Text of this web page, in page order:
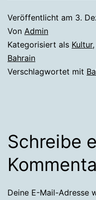
Veröffentlicht am 3.
Von Admin
Kategorisiert als Kultur,
Bahrain
Verschlagwortet mit
Schreibe
Deine E-Mail-Adresse